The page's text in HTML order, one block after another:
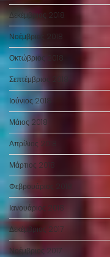
Δεκέμβριος 2018
Νοέμβριος 2018
Οκτώβριος 2018
Σεπτέμβριος 2018
Ιούνιος 2018
Μάιος 2018
Απρίλιος 2018
Μάρτιος 2018
Φεβρουάριος 2018
Ιανουάριος 2018
Δεκέμβριος 2017
Νοέμβριος 2017